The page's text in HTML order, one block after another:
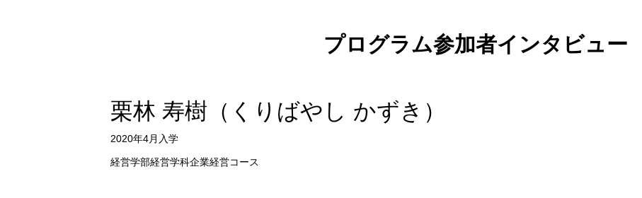
プログラム参加者インタビュー
栗林 寿樹 （くりばやし かずき）
2020年4月入学
経営学部経営学科企業経営コース